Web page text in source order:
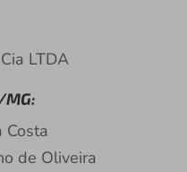
LTDA
Costa
de Oliveira